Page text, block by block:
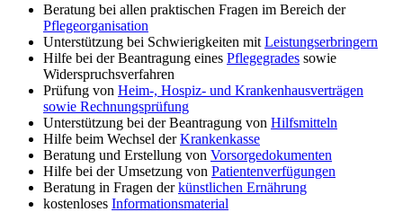
Beratung bei allen praktischen Fragen im Bereich der
Pflegeorganisation
Unterstützung bei Schwierigkeiten mit Leistungserbringern
Hilfe bei der Beantragung eines Pflegegrades sowie
Widerspruchsverfahren
Prüfung von Heim-, Hospiz- und Krankenhausverträgen
sowie Rechnungsprüfung
Unterstützung bei der Beantragung von Hilfsmitteln
Hilfe beim Wechsel derKrankenkasse
Beratung und Erstellung von Vorsorgedokumenten
Hilfe bei der Umsetzung von Patientenverfügungen
Beratung in Fragen derkünstlichen Ernährung
kostenloses Informationsmaterial